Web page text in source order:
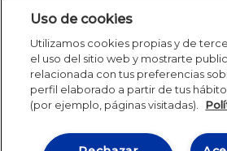
Uso de cookies
Utilizamos cookies propias y de
el uso del sitio web y mostrarte
relacionada con tus preferencias
perfil elaborado a partir de tus
(por ejemplo, páginas visitadas).